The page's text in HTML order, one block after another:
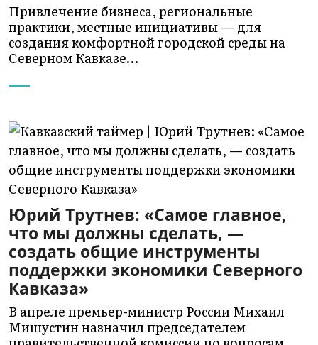
Привлечение бизнеса, региональные
практики, местные инициативы — для
создания комфортной городской среды на
Северном Кавказе…
Юрий Трутнев: «Самое главное,
что мы должны сделать, —
создать общие инструменты
поддержки экономики Северного
Кавказа»
В апреле премьер-министр России Михаил
Мишустин назначил председателем